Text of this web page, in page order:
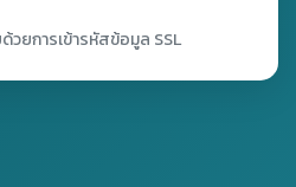
ยการเข้ารหัสข้อมูล SSL